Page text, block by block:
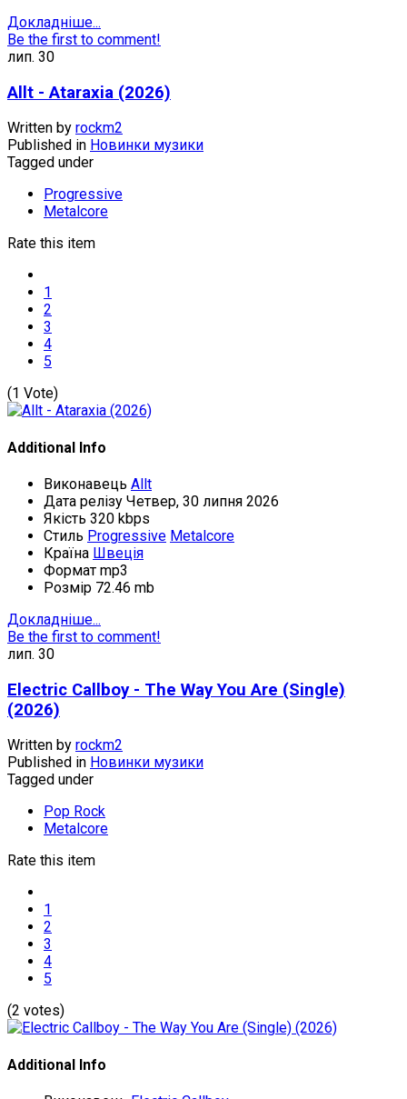
Докладніше...
Be the first to comment!
лип. 30
Allt - Ataraxia (2026)
Written by rockm2
Published in Новинки музики
Tagged under
Progressive
Metalcore
Rate this item
1
2
3
4
5
(1 Vote)
Additional Info
Виконавець Allt
Дата релізу Четвер, 30 липня 2026
Якість 320 kbps
Стиль Progressive Metalcore
Країна Швеція
Формат mp3
Розмір 72.46 mb
Докладніше...
Be the first to comment!
лип. 30
Electric Callboy - The Way You Are (Single)
(2026)
Written by rockm2
Published in Новинки музики
Tagged under
Pop Rock
Metalcore
Rate this item
1
2
3
4
5
(2 votes)
Additional Info